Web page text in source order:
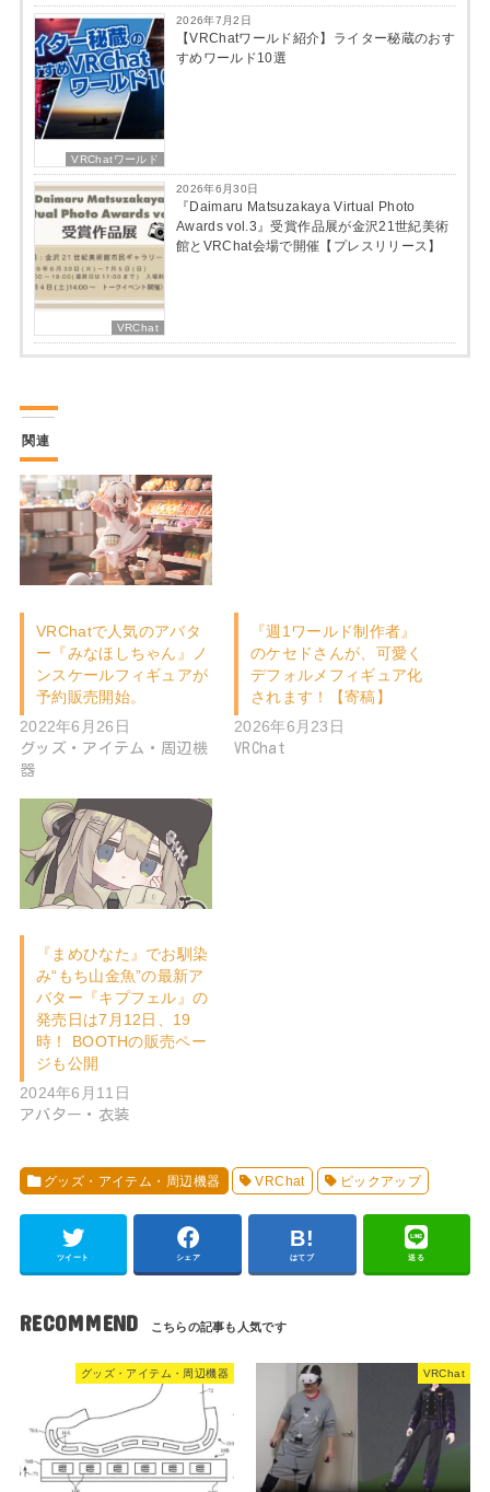
VRChatワールド
2026年7月2日
【VRChatワールド紹介】ライター秘蔵のおす
すめワールド10選
VRChat
2026年6月30日
『Daimaru Matsuzakaya Virtual Photo
Awards vol.3』受賞作品展が金沢21世紀美術
館とVRChat会場で開催【プレスリリース】
関連
VRChatで人気のアバタ
ー『みなほしちゃん』ノ
ンスケールフィギュアが
予約販売開始。
2022年6月26日
グッズ・アイテム・周辺機
器
『週1ワールド制作者』
のケセドさんが、可愛く
デフォルメフィギュア化
されます！【寄稿】
2026年6月23日
VRChat
『まめひなた』でお馴染
み“もち山金魚”の最新ア
バター『キプフェル』の
発売日は7月12日、19
時！ BOOTHの販売ペー
ジも公開
2024年6月11日
アバター・衣装
グッズ・アイテム・周辺機器 VRChat ピックアップ
ツイート シェア はてブ 送る
RECOMMEND
グッズ・アイテム・周辺機器 VRChat